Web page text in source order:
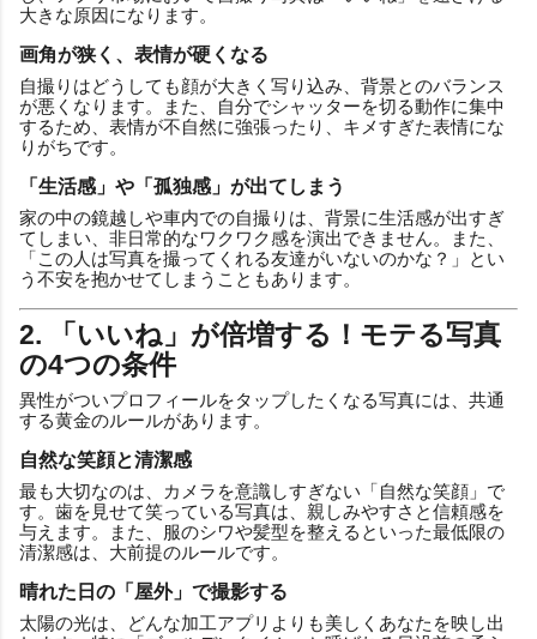
大きな原因になります。
画角が狭く、表情が硬くなる
自撮りはどうしても顔が大きく写り込み、背景とのバランス
が悪くなります。また、自分でシャッターを切る動作に集中
するため、表情が不自然に強張ったり、キメすぎた表情にな
りがちです。
「生活感」や「孤独感」が出てしまう
家の中の鏡越しや車内での自撮りは、背景に生活感が出すぎ
てしまい、非日常的なワクワク感を演出できません。また、
「この人は写真を撮ってくれる友達がいないのかな？」とい
う不安を抱かせてしまうこともあります。
2. 「いいね」が倍増する！モテる写真
の4つの条件
異性がついプロフィールをタップしたくなる写真には、共通
する黄金のルールがあります。
自然な笑顔と清潔感
最も大切なのは、カメラを意識しすぎない「自然な笑顔」で
す。歯を見せて笑っている写真は、親しみやすさと信頼感を
与えます。また、服のシワや髪型を整えるといった最低限の
清潔感は、大前提のルールです。
晴れた日の「屋外」で撮影する
太陽の光は、どんな加工アプリよりも美しくあなたを映し出